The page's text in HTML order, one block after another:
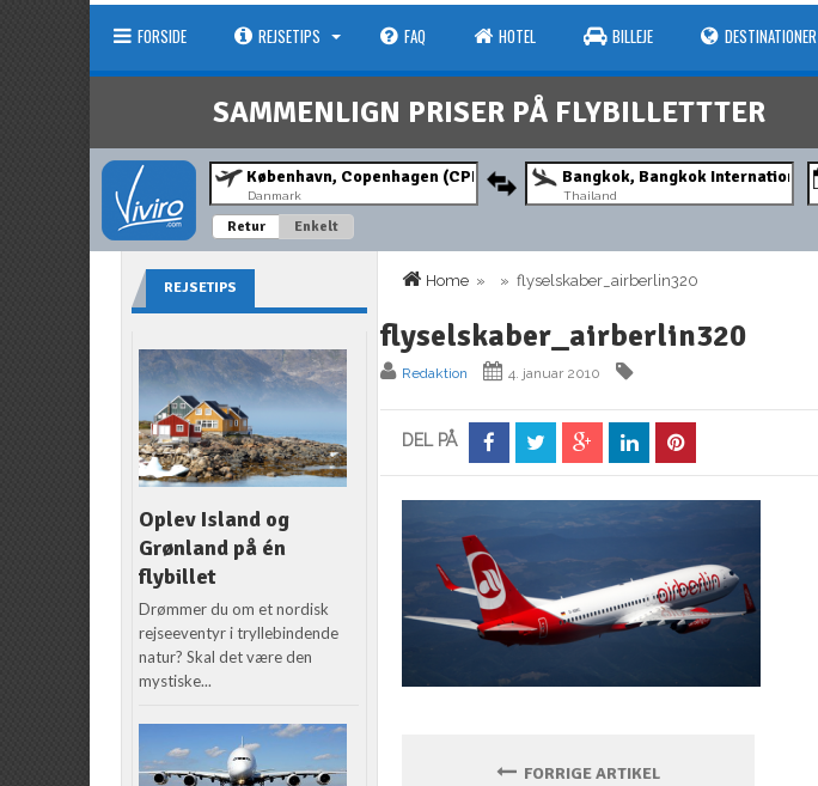
FORSIDE REJSETIPS FAQ HOTEL BILLEJE DESTINATIONER
SAMMENLIGN PRISER PÅ FLYBILLETTTER
Danmark Thailand
Retur Enkelt
Home » » flyselskaber_airberlin320
flyselskaber_airberlin320
Redaktion 4. januar 2010
DEL PÅ
FORRIGE ARTIKEL
REJSETIPS
Oplev Island og
Grønland på én
flybillet
Drømmer du om et nordisk
rejseeventyr i tryllebindende
natur? Skal det være den
mystiske...